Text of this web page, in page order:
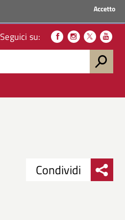
Accetto
Seguici su:
Condividi